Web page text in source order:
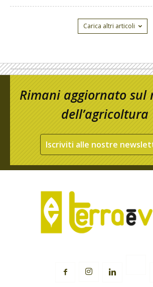
Carica altri articoli
Rimani aggiornato sul
dell’agricoltura
Iscriviti alle nostre